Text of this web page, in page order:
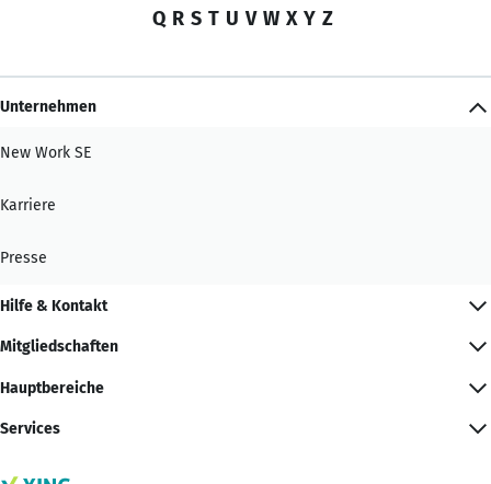
Q R S T U V W X Y Z
Unternehmen
New Work SE
Karriere
Presse
Hilfe & Kontakt
Mitgliedschaften
Hauptbereiche
Services